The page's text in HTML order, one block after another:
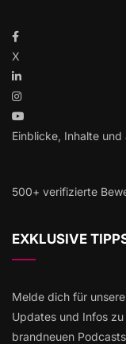
X
Einblicke, Inhalte
500+ verifizierte
EXKLUSIVE
Melde dich für
Updates und Infos
brandneuen